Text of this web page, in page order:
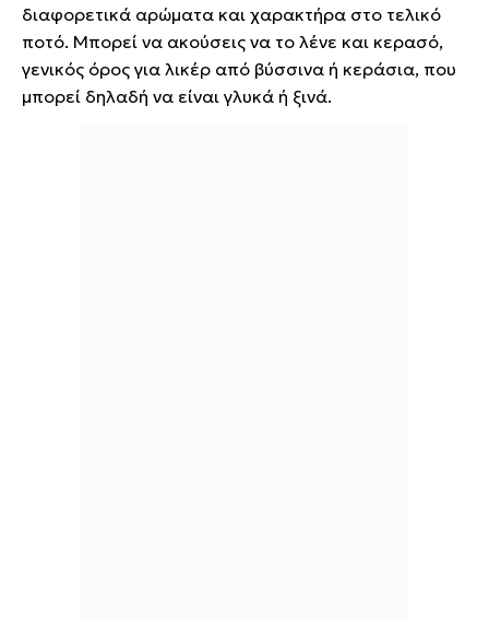
διαφορετικά αρώματα και χαρακτήρα στο τελικό
ποτό. Μπορεί να ακούσεις να το λένε και κερασό,
γενικός όρος για λικέρ από βύσσινα ή κεράσια, που
μπορεί δηλαδή να είναι γλυκά ή ξινά.